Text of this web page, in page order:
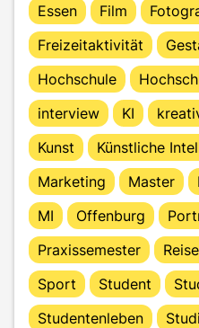
Essen
Film
Freizeitaktivität
Hochschule
interview
KI
Kunst
Künstliche
Marketing
Master
MI
Offenburg
Praxissemester
Sport
Student
Studentenleben